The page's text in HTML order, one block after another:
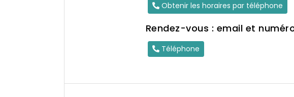
Obtenir les horaires par téléphone
Rendez-vous : email et
Téléphone